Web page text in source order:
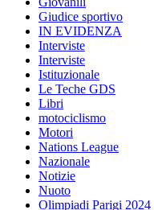
Giudice sportivo
IN EVIDENZA
Interviste
Interviste
Istituzionale
Le Teche GDS
Libri
motociclismo
Motori
Nations League
Nazionale
Notizie
Nuoto
Olimpiadi Parigi 2024